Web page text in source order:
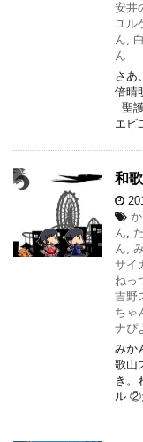
安井
ユル
ん,
ん
さあ
倍晴
聖
エビ
和
ん,
ん,
サイ
ねっ
吉野
ちゃ
ナぴ
みか
歌山
き。
ル ②